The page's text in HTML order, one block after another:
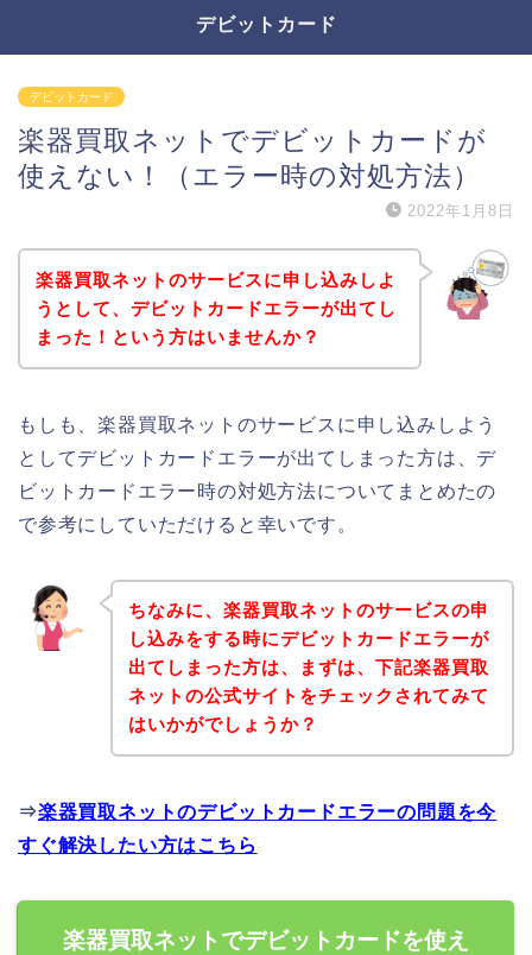
デビットカード
デビットカード
楽器買取ネットでデビットカードが
使えない！（エラー時の対処方法）
2022年1月8日
楽器買取ネットのサービスに申し込みしよ
うとして、デビットカードエラーが出てし
まった！という方はいませんか？
もしも、楽器買取ネットのサービスに申し込みしよう
としてデビットカードエラーが出てしまった方は、デ
ビットカードエラー時の対処方法についてまとめたの
で参考にしていただけると幸いです。
ちなみに、楽器買取ネットのサービスの申
し込みをする時にデビットカードエラーが
出てしまった方は、まずは、下記楽器買取
ネットの公式サイトをチェックされてみて
はいかがでしょうか？
⇒楽器買取ネットのデビットカードエラーの問題を今
すぐ解決したい方はこちら
楽器買取ネットでデビットカードを使え